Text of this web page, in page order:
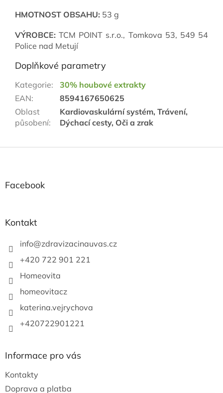
HMOTNOST OBSAHU: 53 g
VÝROBCE: TCM POINT s.r.o., Tomkova 53, 549 54
Police nad Metují
Doplňkové parametry
Kategorie:
30% houbové extrakty
EAN:
8594167650625
Oblast
působení:
Kardiovaskulární systém, Trávení,
Dýchací cesty, Oči a zrak
Facebook
Kontakt
info@zdravizacinauvas.cz
+420 722 901 221
Homeovita
homeovitacz
katerina.vejrychova
+420722901221
Informace pro vás
Kontakty
Doprava a platba